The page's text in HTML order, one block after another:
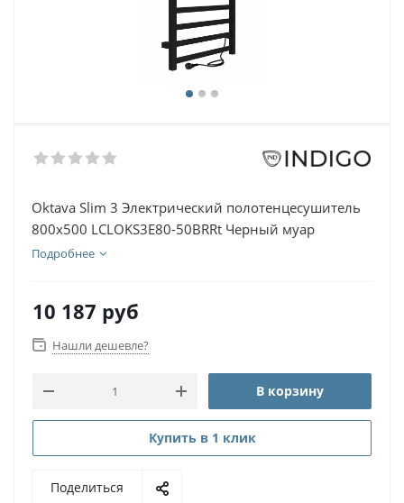
Oktava Slim 3 Электрический полотенцесушитель
800х500 LСLOKS3E80-50BRRt Черный муар
Подробнее
10 187 руб
Нашли дешевле?
В корзину
Купить в 1 клик
Поделиться